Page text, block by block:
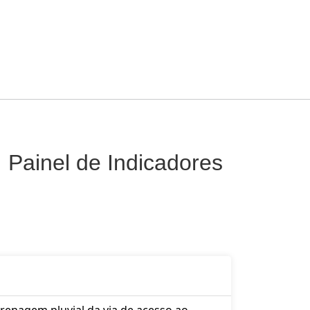
de Indicadores